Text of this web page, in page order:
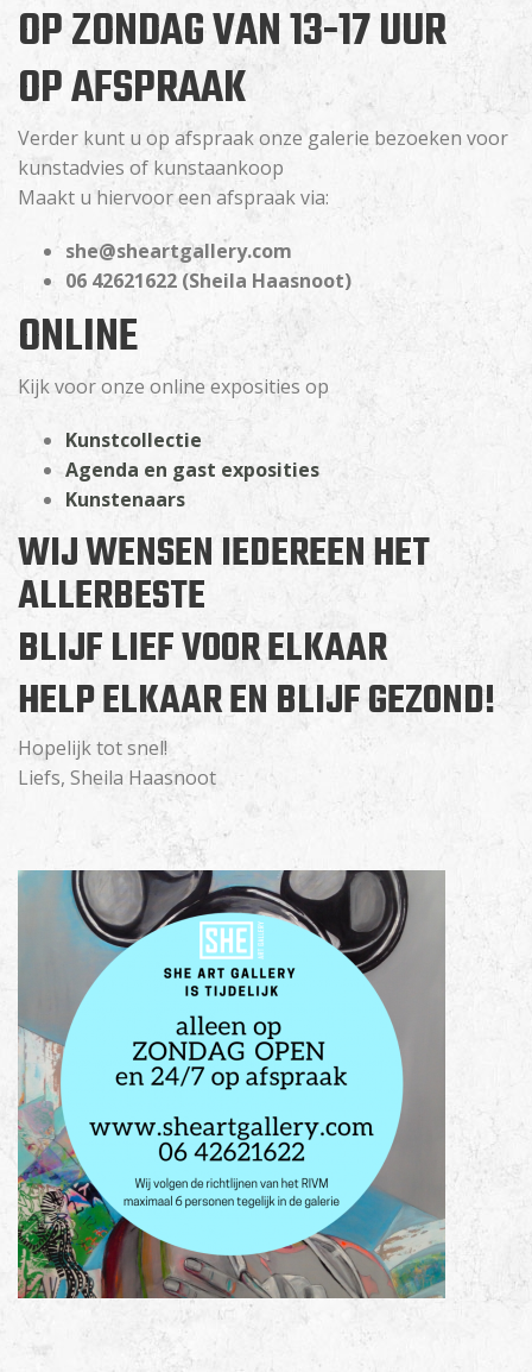
OP ZONDAG VAN 13-17 UUR
OP AFSPRAAK
Verder kunt u op afspraak onze galerie bezoeken voor
kunstadvies of kunstaankoop
Maakt u hiervoor een afspraak via:
she@sheartgallery.com
06 42621622 (Sheila Haasnoot)
ONLINE
Kijk voor onze online exposities op
Kunstcollectie
Agenda en gast exposities
Kunstenaars
WIJ WENSEN IEDEREEN HET
ALLERBESTE
BLIJF LIEF VOOR ELKAAR
HELP ELKAAR EN BLIJF GEZOND!
Hopelijk tot snel!
Liefs, Sheila Haasnoot